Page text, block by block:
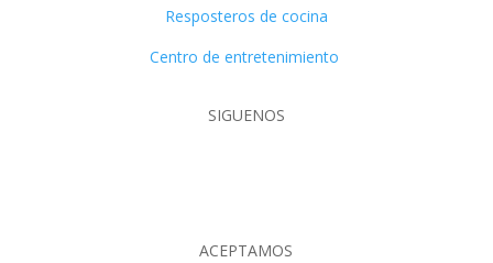
Resposteros de cocina
Centro de entretenimiento
SIGUENOS
ACEPTAMOS